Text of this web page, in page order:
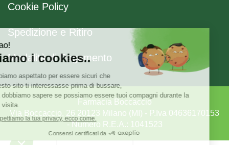
Cookie Policy
Spedizione e Ritiro
Modalità di Pagamento
Farmacia Boccaccio
Via Boccaccio, 26 20123 Milano (MI) - P.Iva 04636170153
- Numero R.E.A.: 1041523